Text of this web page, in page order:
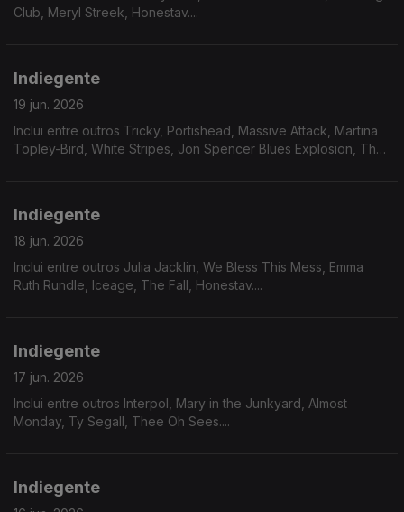
Club, Meryl Streek, Honestav....
Indiegente
19 jun. 2026
Inclui entre outros Tricky, Portishead, Massive Attack, Martina
Topley-Bird, White Stripes, Jon Spencer Blues Explosion, The
Indiegente
18 jun. 2026
Inclui entre outros Julia Jacklin, We Bless This Mess, Emma
Ruth Rundle, Iceage, The Fall, Honestav....
Indiegente
17 jun. 2026
Inclui entre outros Interpol, Mary in the Junkyard, Almost
Monday, Ty Segall, Thee Oh Sees....
Indiegente